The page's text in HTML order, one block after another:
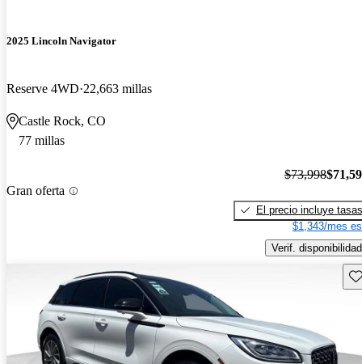
2025 Lincoln Navigator
Reserve 4WD 22,663 millas
Castle Rock, CO
77 millas
Gran oferta
$73,998
El precio incluye tasas
$1,343/mes
Verif. disponibilidad